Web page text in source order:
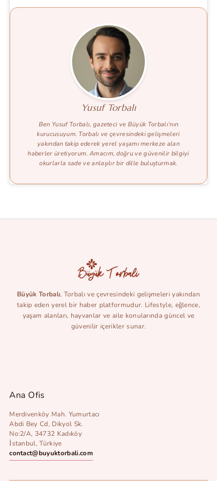
Yusuf Torbalı
Ben Yusuf Torbalı, gazeteci ve Büyük Torbalı’nın
kurucusuyum. Torbalı ve çevresindeki gelişmeleri
yakından takip ederek yerel yaşamı merkeze alan
haberler üretiyorum. Amacım, doğru ve güvenilir bilgiyi
okurlarla sade ve anlaşılır bir dille buluşturmak.
Büyük Torbalı, Torbalı ve çevresindeki gelişmeleri yakından
takip eden yerel bir haber platformudur. Lifestyle, eğlence,
yaşam alanları, hayvanlar ve aile konularında güncel ve
güvenilir içerikler sunar.
Ana Ofis
Merdivenköy Mah. Yumurtacı
Abdi Bey Cd, Dikyol Sk.
No:2/A, 34732 Kadıköy
İstanbul, Türkiye
contact@buyuktorbali.com